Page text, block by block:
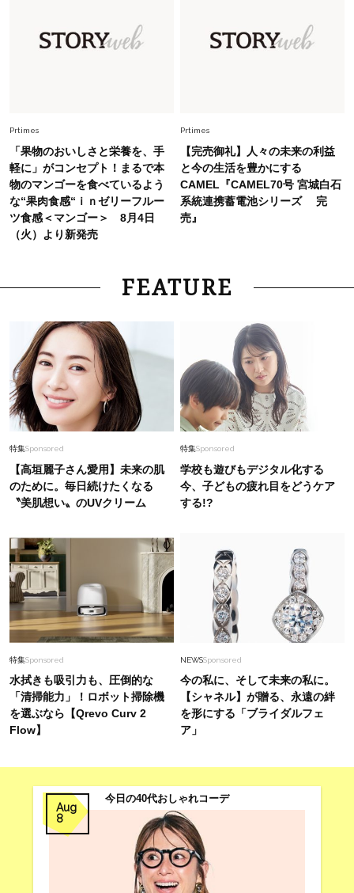
2026.7.31
【40代のTシャツコーデ】超ビッグサイズ×きれ
スタイリストが本気で推す！40代がほどよく華
やぐ【甘め黒アイテム】3選
Prtimes
「果物のおいしさと栄養を、手
軽に」がコンセプト！まるで本
物のマンゴーを食べているよう
な“果肉食感“ｉｎゼリーフルー
ツ食感＜マンゴー＞ 8月4日
（火）より新発売
Prtimes
【完売御礼】人々の未来の利益
と今の生活を豊かにする
CAMEL『CAMEL70号 宮城白石
系統連携蓄電池シリーズ 完
売』
FEATURE
特集Sponsored
【高垣麗子さん愛用】未来の肌
のために。毎日続けたくなる
〝美肌想い〟のUVクリーム
特集Sponsored
学校も遊びもデジタル化する
今、子どもの疲れ目をどうケア
する!?
特集Sponsored
水拭きも吸引力も、圧倒的な
「清掃能力」！ロボット掃除機
を選ぶなら【Qrevo Curv 2
Flow】
NEWSSponsored
今の私に、そして未来の私に。
【シャネル】が贈る、永遠の絆
を形にする「ブライダルフェ
ア」
Aug
8
今日の40代おしゃれコーデ